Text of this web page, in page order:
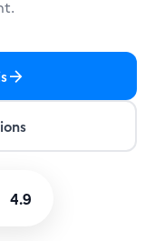
arrow_forward
4.9